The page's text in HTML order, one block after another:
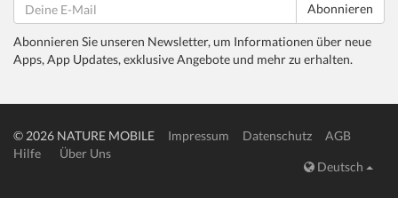
Abonnieren
Abonnieren Sie unseren Newsletter, um Informationen über neue
Apps, App Updates, exklusive Angebote und mehr zu erhalten.
© 2026 NATURE MOBILE Impressum Datenschutz
AGB
Hilfe
Über Uns
Deutsch